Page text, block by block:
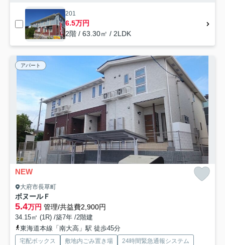
201
6.5万円
2階 / 63.30㎡ / 2LDK
アパート
NEW
大府市長草町
ボヌールＦ
5.4万円 管理/共益費2,900円
34.15㎡ (1R) /築7年 /2階建
東海道本線「南大高」駅 徒歩45分
宅配ボックス 敷地内ごみ置き場
24時間緊急通報システム